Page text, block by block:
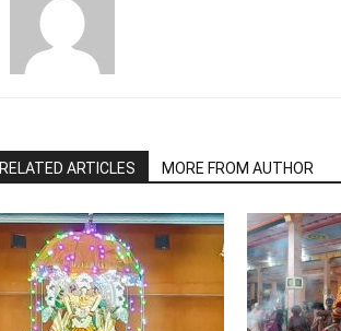
RELATED ARTICLES MORE FROM AUTHOR